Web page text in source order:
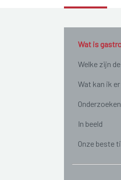
Wat is
Welke zijn
Wat kan ik
Onderzoeken
In beeld
Onze beste